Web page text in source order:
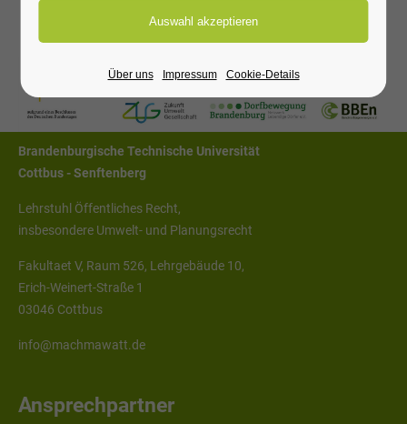
Kontaktieren Sie uns:
Anschrift
Brandenburgische Technische Universität
Cottbus - Senftenberg
Lehrstuhl Öffentliches Recht,
insbesondere Umwelt- und Planungsrecht
Fakultaet V, Raum 526, Lehrgebäude 10,
Erich-Weinert-Straße 1
03046 Cottbus
info@machmawatt.de
Ansprechpartner
Über uns Impressum Cookie-Details